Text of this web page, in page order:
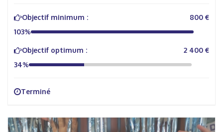
Objectif minimum :
800 €
103%
Objectif optimum :
2 400 €
34%
Terminé